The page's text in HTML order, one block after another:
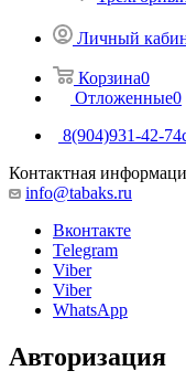
Личный
Корзина0
Отложенные0
8(904)931-42-74
Контактная
info@tabaks.ru
Вконтакте
Telegram
Viber
Viber
WhatsApp
Авторизация